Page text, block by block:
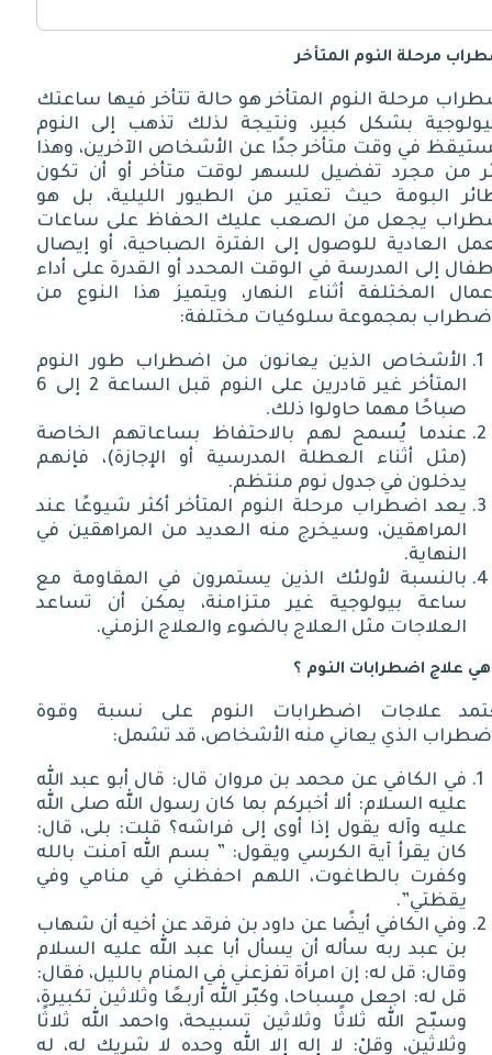
مرحلة النوم المتأخر
مرحلة النوم المتأخر هو حالة تتأخر فيها ساعتك
بشكل كبير، ونتيجة لذلك تذهب إلى النوم
في وقت متأخر جدًا عن الأشخاص الآخرين، وهذا
من مجرد تفضيل للسهر لوقت متأخر أو أن تكون
البومة حيث تعتير من الطيور الليلية، بل هو
يجعل من الصعب عليك الحفاظ على ساعات
العادية للوصول إلى الفترة الصباحية، أو إيصال
إلى المدرسة في الوقت المحدد أو القدرة على أداء
المختلفة أثناء النهار، ويتميز هذا النوع من
بمجموعة سلوكيات مختلفة:
الأشخاص الذين يعانون من اضطراب طور النوم
المتأخر غير قادرين على النوم قبل الساعة 2 إلى 6
صباحًا مهما حاولوا ذلك.
عندما يُسمح لهم بالاحتفاظ بساعاتهم الخاصة
(مثل أثناء العطلة المدرسية أو الإجازة)، فإنهم
يدخلون في جدول نوم منتظم.
يعد اضطراب مرحلة النوم المتأخر أكثر شيوعًا عند
المراهقين، وسيخرج منه العديد من المراهقين في
النهاية.
بالنسبة لأولئك الذين يستمرون في المقاومة مع
ساعة بيولوجية غير متزامنة، يمكن أن تساعد
العلاجات مثل العلاج بالضوء والعلاج الزمني.
هي علاج اضطرابات النوم ؟
علاجات اضطرابات النوم على نسبة وقوة
الذي يعاني منه الأشخاص، قد تشمل:
في الكافي عن محمد بن مروان قال: قال أبو عبد الله
عليه السلام: ألا أخبركم بما كان رسول الله صلى الله
عليه وآله يقول إذا أوى إلى فراشه؟ قلت: بلى، قال:
كان يقرأ آية الكرسي ويقول: ” بسم الله آمنت بالله
وكفرت بالطاغوت، اللهم احفظني في منامي وفي
يقظتي”.
وفي الكافي أيضًا عن داود بن فرقد عن أخيه أن شهاب
بن عبد ربه سأله أن يسأل أبا عبد الله عليه السلام
وقال: قل له: إن امرأة تفزعني في المنام بالليل، فقال:
قل له: اجعل مسباحا، وكبّر الله أربعًا وثلاثين تكبيرة،
وسبّح الله ثلاثًا وثلاثين تسبيحة، واحمد الله ثلاثًا
وثلاثين، وقلْ: لا إله إلا الله وحده لا شريك له، له